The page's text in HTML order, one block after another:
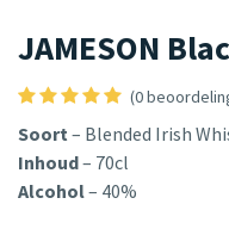
JAMESON
(0
Soort– Blended Irish
Inhoud– 70cl
Alcohol– 40%